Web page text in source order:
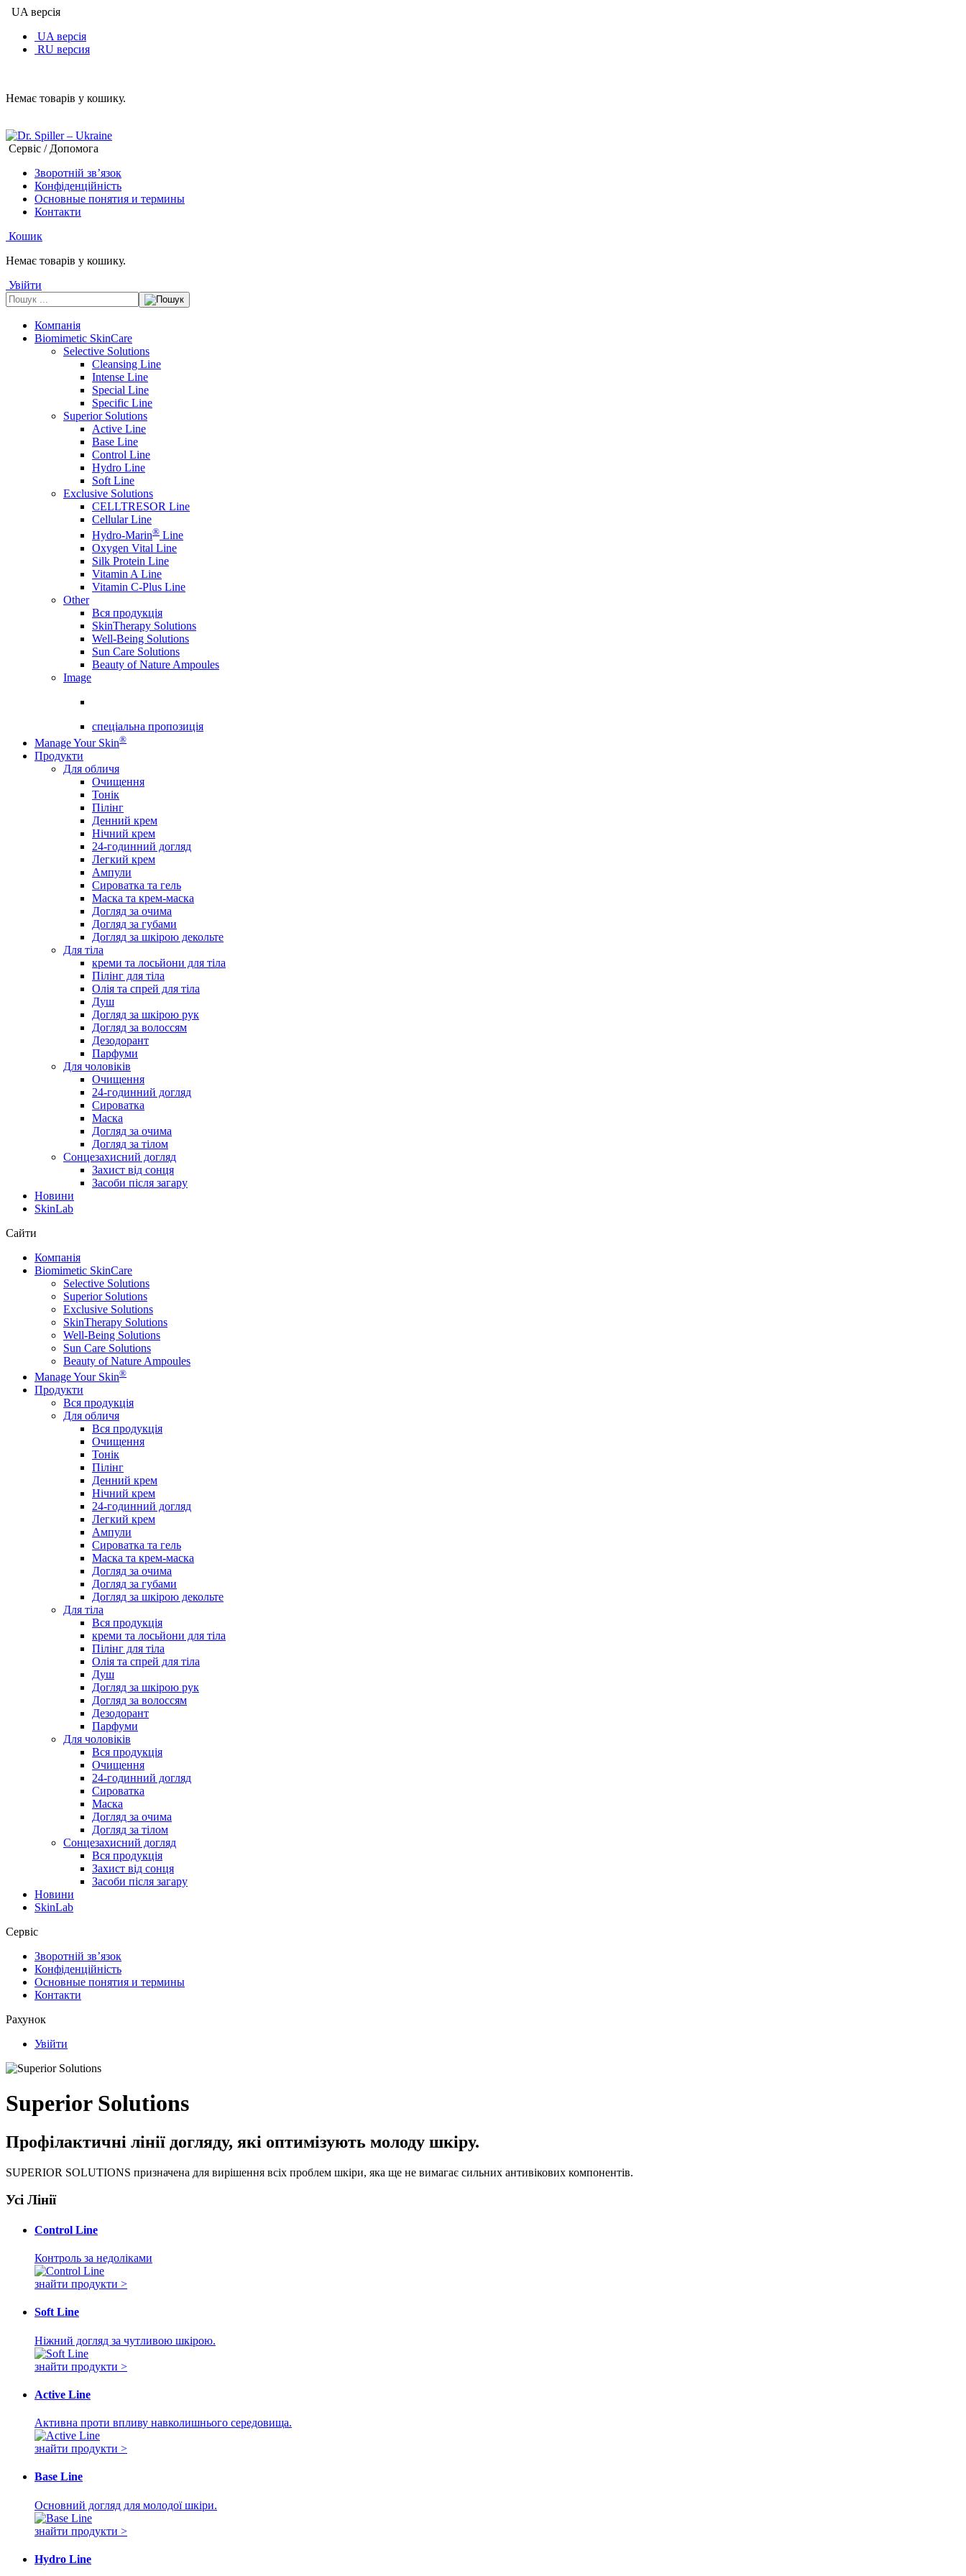
UA версія
UA версія
RU версия
Немає товарів у кошику.
Сервіс / Допомога
Зворотній зв’язок
Конфіденційність
Основные понятия и термины
Контакти
Кошик
Немає товарів у кошику.
Увійти
Компанія
Biomimetic SkinCare
Selective Solutions
Cleansing Line
Intense Line
Special Line
Specific Line
Superior Solutions
Active Line
Base Line
Control Line
Hydro Line
Soft Line
Exclusive Solutions
CELLTRESOR Line
Cellular Line
Hydro-Marin® Line
Oxygen Vital Line
Silk Protein Line
Vitamin A Line
Vitamin C-Plus Line
Other
Вся продукція
SkinTherapy Solutions
Well-Being Solutions
Sun Care Solutions
Beauty of Nature Ampoules
Image
спеціальна пропозиція
Manage Your Skin®
Продукти
Для обличя
Очищення
Тонік
Пілінг
Денний крем
Нічний крем
24-годинний догляд
Легкий крем
Ампули
Сироватка та гель
Маска та крем-маска
Догляд за очима
Догляд за губами
Догляд за шкірою декольте
Для тіла
креми та лосьйони для тіла
Пілінг для тіла
Олія та спрей для тіла
Душ
Догляд за шкірою рук
Догляд за волоссям
Дезодорант
Парфуми
Для чоловіків
Очищення
24-годинний догляд
Сироватка
Маска
Догляд за очима
Догляд за тілом
Сонцезахисний догляд
Захист від сонця
Засоби після загару
Новини
SkinLab
Сайти
Компанія
Biomimetic SkinCare
Selective Solutions
Superior Solutions
Exclusive Solutions
SkinTherapy Solutions
Well-Being Solutions
Sun Care Solutions
Beauty of Nature Ampoules
Manage Your Skin®
Продукти
Вся продукція
Для обличя
Вся продукція
Очищення
Тонік
Пілінг
Денний крем
Нічний крем
24-годинний догляд
Легкий крем
Ампули
Сироватка та гель
Маска та крем-маска
Догляд за очима
Догляд за губами
Догляд за шкірою декольте
Для тіла
Вся продукція
креми та лосьйони для тіла
Пілінг для тіла
Олія та спрей для тіла
Душ
Догляд за шкірою рук
Догляд за волоссям
Дезодорант
Парфуми
Для чоловіків
Вся продукція
Очищення
24-годинний догляд
Сироватка
Маска
Догляд за очима
Догляд за тілом
Сонцезахисний догляд
Вся продукція
Захист від сонця
Засоби після загару
Новини
SkinLab
Сервіс
Зворотній зв’язок
Конфіденційність
Основные понятия и термины
Контакти
Рахунок
Увійти
Superior Solutions
Профілактичні лінії догляду, які оптимізують молоду шкіру.
SUPERIOR SOLUTIONS призначена для вирішення всіх проблем шкіри, яка ще не вимагає сильних антивікових компонентів.
Усі Лінії
Control Line
Контроль за недоліками
знайти продукти >
Soft Line
Ніжний догляд за чутливою шкірою.
знайти продукти >
Active Line
Активна проти впливу навколишнього середовища.
знайти продукти >
Base Line
Основний догляд для молодої шкіри.
знайти продукти >
Hydro Line